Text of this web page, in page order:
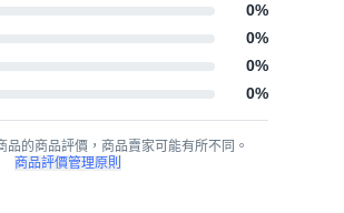
0%
0%
0%
0%
品的商品評價，商品賣家可能有所不同。
商品評價管理原則